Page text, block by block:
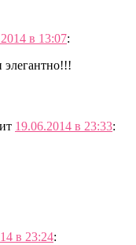
в 13:07:
элегантно!!!
19.06.2014 в 23:33:
в 23:24: